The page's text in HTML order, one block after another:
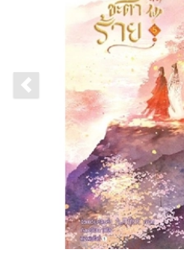
Previous slide